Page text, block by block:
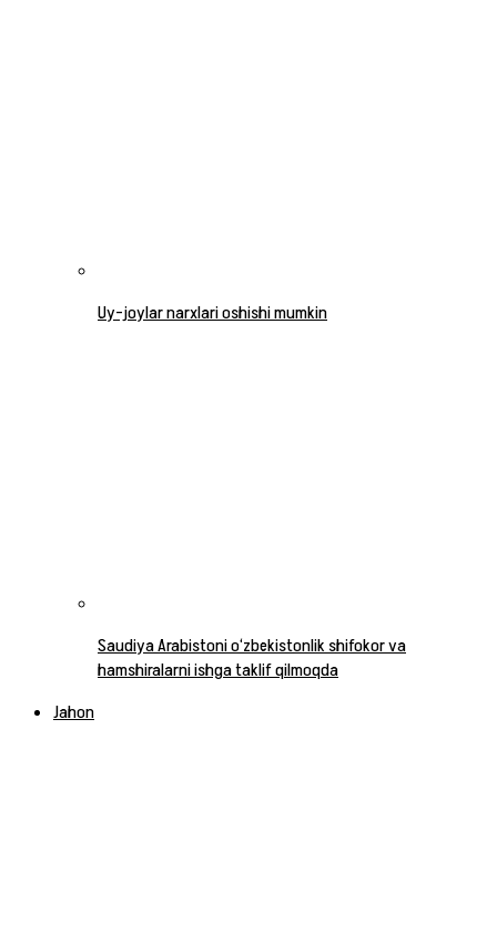
Uy-joylar narxlari oshishi mumkin
Saudiya Arabistoni o‘zbekistonlik shifokor va
hamshiralarni ishga taklif qilmoqda
Jahon